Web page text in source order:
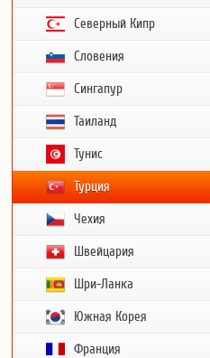
Северный Кипр
Словения
Сингапур
Таиланд
Тунис
Турция
Чехия
Швейцария
Шри-Ланка
Южная Корея
Франция